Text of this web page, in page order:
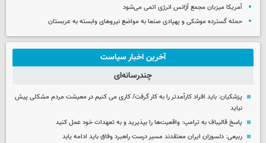
آمریکا میزبان مجمع آژانس انرژی اتمی می‌شود
حمله گسترده موشکی و پهپادی صنعا به مواضع نیروهای وابسته به عربستان
آخرین اخبار سیاست
چندرسانه‌ای
پزشکیان: باید افراد کارآمدتر را به کار گرفت/ کاری می کنیم در معیشت مردم مشکلی پیش
نیاید
پاسخ قالیباف به ترامپ: واقعیت‌ها را بپذیرید و به تعهدات خود عمل کنید
ربیعی: دلسوزان ایران معتقدند مسیر درست راهبرد وفاق باید ادامه یابد